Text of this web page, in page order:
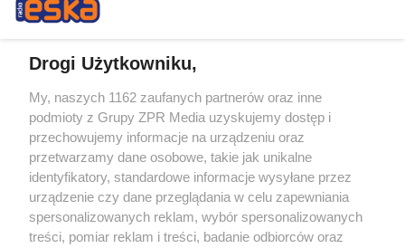
PŁYWANIE
ME w pływaniu w Paryżu. Jakie
miejsce zajęła Klaudia Tarasiewicz?
ZOBACZ WIĘCEJ
Drogi Użytkowniku,
My, naszych 1162 zaufanych partnerów oraz inne
podmioty z Grupy ZPR Media uzyskujemy dostęp i
przechowujemy informacje na urządzeniu oraz
przetwarzamy dane osobowe, takie jak unikalne
identyfikatory, standardowe informacje wysyłane przez
urządzenie czy dane przeglądania w celu zapewniania
spersonalizowanych reklam, wybór spersonalizowanych
treści, pomiar reklam i treści, badanie odbiorców oraz